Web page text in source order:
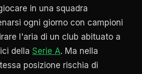
in una squadra
ogni giorno con campioni
l'aria di un club abituato a
della Serie A. Ma nella
posizione rischia di